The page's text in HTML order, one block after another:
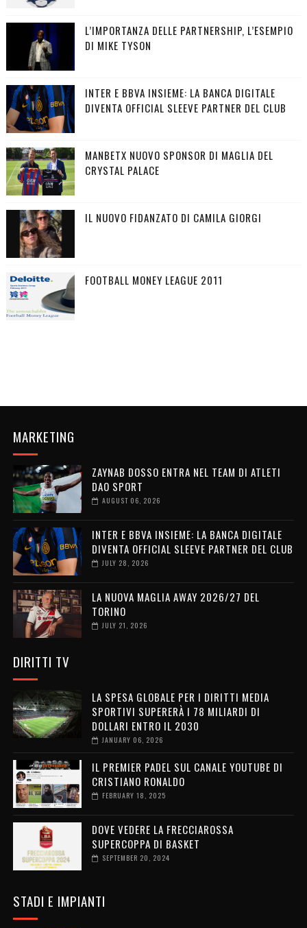
L’IMPORTANZA DELLE PARTNERSHIP, L’ESEMPIO
DI MIKE TYSON
INTER E BBVA INSIEME: LA BANCA DIGITALE
DIVENTA OFFICIAL SLEEVE PARTNER DEL CLUB
MANBETX NUOVO SPONSOR DI MAGLIA DEL
CRYSTAL PALACE
IL NUOVO FIDANZATO DI CAMILA GIORGI
FOOTBALL MONEY LEAGUE 2011
MARKETING
ZAYNAB DOSSO ENTRA NEL TEAM DI ATLETI
DAO SPORT
AUGUST 06, 2026
INTER E BBVA INSIEME: LA BANCA DIGITALE
DIVENTA OFFICIAL SLEEVE PARTNER DEL CLUB
JULY 28, 2026
LA NUOVA MAGLIA AWAY 2026/27 DEL
TORINO
JULY 21, 2026
DIRITTI TV
LA SPESA GLOBALE PER I DIRITTI MEDIA
SPORTIVI SUPERERÀ I 78 MILIARDI DI
DOLLARI ENTRO IL 2030
JANUARY 06, 2026
IL PREMIER PADEL SUL CANALE YOUTUBE DI
CRISTIANO RONALDO
FEBRUARY 18, 2025
DOVE VEDERE LA FRECCIAROSSA
SUPERCOPPA DI BASKET
SEPTEMBER 20, 2024
STADI E IMPIANTI